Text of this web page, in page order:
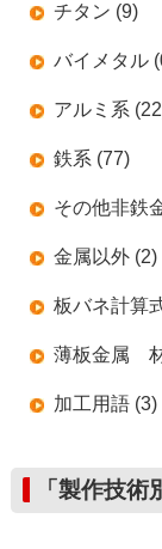
チタン (9)
バイメタル
アルミ系
鉄系 (77)
その他非鉄
金属以外 (2)
板バネ計算
薄板金属
加工用語 (3)
「製作技術